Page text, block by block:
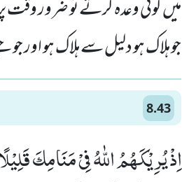
میں کوئی وعدہ کرتے تو ضرور وقت
جو ہلاک ہو دلیل سے ہلاک ہو اور
8.43
اِذْ یُرِیْكَهُمُ اللّٰهُ فِیْ مَنَامِكَ